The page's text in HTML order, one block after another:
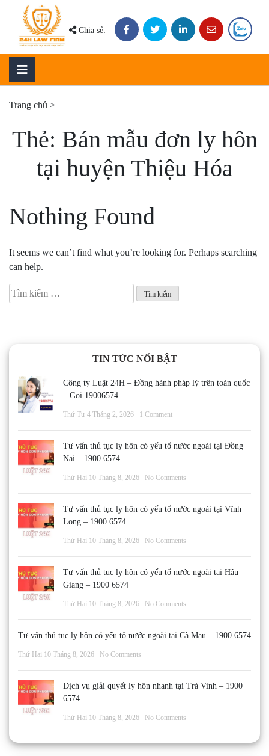
content
Chia sẻ:
Trang chủ >
Thẻ: Bán mẫu đơn ly hôn
tại huyện Thiệu Hóa
Nothing Found
It seems we can’t find what you’re looking for. Perhaps searching
can help.
Tìm
kiếm
TIN TỨC NỔI BẬT
Công ty Luật 24H – Đồng hành pháp lý trên toàn quốc
– Gọi 19006574
Thứ Tư 4 Tháng 2, 2026 1 Comment
Tư vấn thủ tục ly hôn có yếu tố nước ngoài tại Đồng
Nai – 1900 6574
Thứ Hai 10 Tháng 8, 2026 No Comments
Tư vấn thủ tục ly hôn có yếu tố nước ngoài tại Vĩnh
Long – 1900 6574
Thứ Hai 10 Tháng 8, 2026 No Comments
Tư vấn thủ tục ly hôn có yếu tố nước ngoài tại Hậu
Giang – 1900 6574
Thứ Hai 10 Tháng 8, 2026 No Comments
Tư vấn thủ tục ly hôn có yếu tố nước ngoài tại Cà Mau – 1900 6574
Thứ Hai 10 Tháng 8, 2026 No Comments
Dịch vụ giải quyết ly hôn nhanh tại Trà Vinh – 1900
6574
Thứ Hai 10 Tháng 8, 2026 No Comments